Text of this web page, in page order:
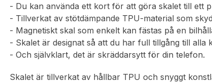
- Du kan använda ett kort för att göra skalet till ett
- Tillverkat av stötdämpande TPU-material som
- Magnetiskt skal som enkelt kan fästas på en
- Skalet är designat så att du har full tillgång till
- Och självklart, det är skräddarsytt för din telefon.
Skalet är tillverkat av hållbar TPU och snyggt